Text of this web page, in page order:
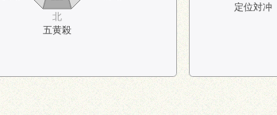
五黄殺
北
定位対冲